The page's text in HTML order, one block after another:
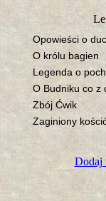
Opowieści o
O królu bagien
Legenda o
O Budniku co z
Zbój Ćwik
Zaginiony
Dodaj